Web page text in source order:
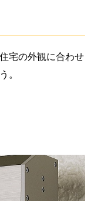
宅の外観に合わせ
。